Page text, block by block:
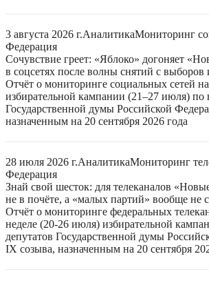
3 августа 2026 г.АналитикаМониторинг
Федерация
Сочувствие греет: «Яблоко» догоняет
в соцсетях после волны снятий с выборов
Отчёт о мониторинге социальных сетей
избирательной кампании (21–27 июля) по
Государственной думы Российской
назначенным на 20 сентября 2026 года
28 июля 2026 г.АналитикаМониторинг
Федерация
Знай свой шесток: для телеканалов
не в почёте, а «малых партий» вообще не
Отчёт о мониторинге федеральных
неделе (20-26 июля) избирательной
депутатов Государственной думы
IX созыва, назначенным на 20 сентября